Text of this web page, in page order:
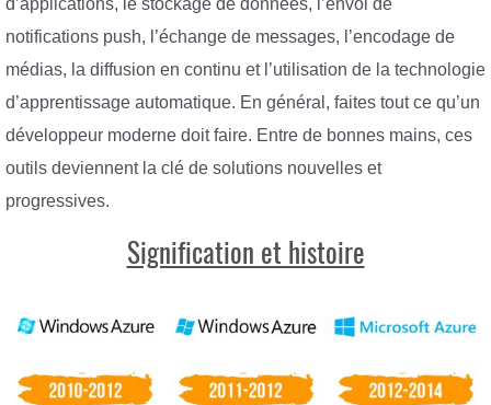
d’applications, le stockage de données, l’envoi de
notifications push, l’échange de messages, l’encodage de
médias, la diffusion en continu et l’utilisation de la technologie
d’apprentissage automatique. En général, faites tout ce qu’un
développeur moderne doit faire. Entre de bonnes mains, ces
outils deviennent la clé de solutions nouvelles et
progressives.
Signification et histoire